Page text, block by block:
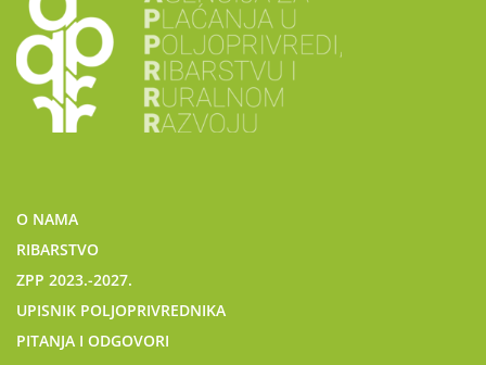
O NAMA
RIBARSTVO
ZPP 2023.-2027.
UPISNIK POLJOPRIVREDNIKA
PITANJA I ODGOVORI